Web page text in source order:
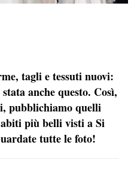
tagli e tessuti nuovi:
anche questo. Così,
pubblichiamo quelli
abiti più belli visti a Si
tutte le foto!